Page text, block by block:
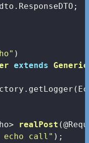
extends
realPost
call" );